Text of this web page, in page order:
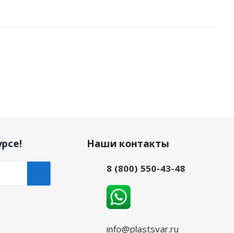
Наши контакты
8 (800) 550-43-48
info@plastsvar.ru